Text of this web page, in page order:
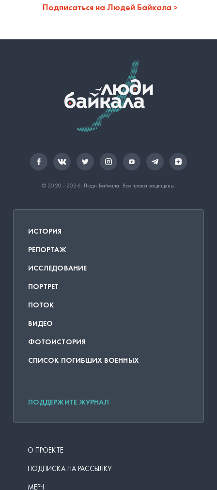
Подписаться на Людей Байкала
© 2020 - 2026. Люди Байкала . Все права защищены.
ИСТОРИЯ
РЕПОРТАЖ
ИССЛЕДОВАНИЕ
ПОРТРЕТ
ПОТОК
ВИДЕО
ФОТОИСТОРИЯ
СПИСОК ПОГИБШИХ ВОЕННЫХ
ПОДДЕРЖИТЕ ЖУРНАЛ
О ПРОЕКТЕ
ПОДПИСКА НА РАССЫЛКУ
МЕРЧ